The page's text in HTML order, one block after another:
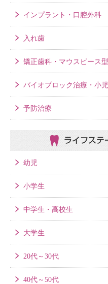
インプラント・口腔外科
入れ歯
矯正歯科・マウスピース
バイオブロック治療・小
予防治療
ライフステ
幼児
小学生
中学生・高校生
大学生
20代～30代
40代～50代